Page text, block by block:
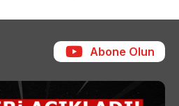
Abone Olun